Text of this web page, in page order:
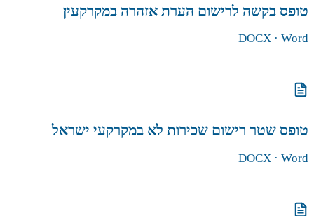
טופס בקשה לרישום הערת אזהרה במקרקעין
DOCX · Word
טופס שטר רישום שכירות לא במקרקעי ישראל
DOCX · Word